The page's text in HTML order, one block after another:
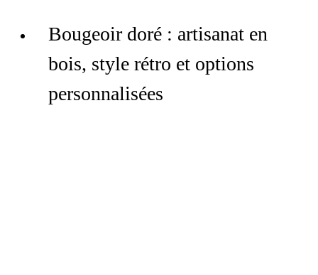
Bougeoir doré : artisanat en
bois, style rétro et options
personnalisées